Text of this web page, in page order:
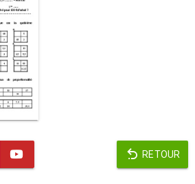
RETOUR